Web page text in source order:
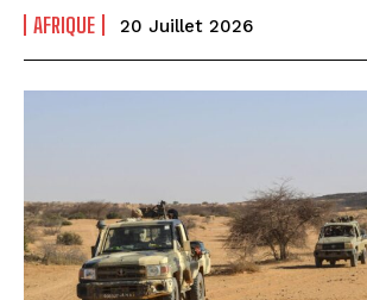
AFRIQUE 20 Juillet 2026